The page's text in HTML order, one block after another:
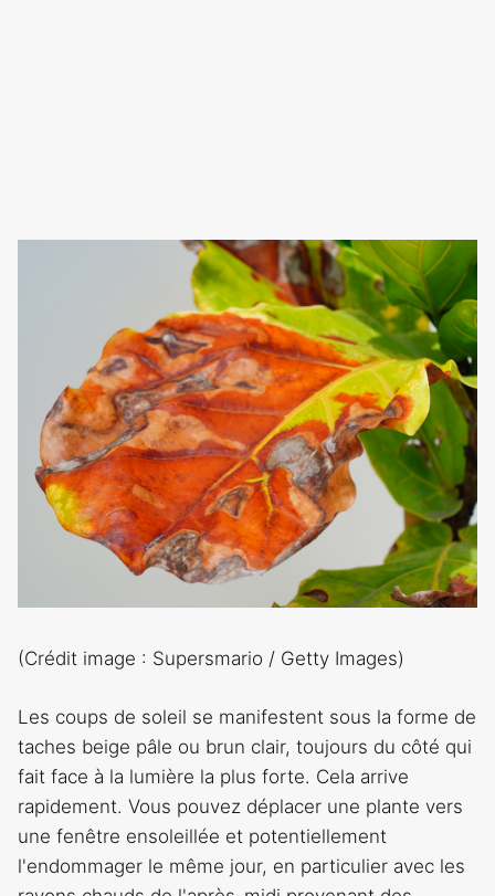
(Crédit image : Supersmario / Getty Images)
Les coups de soleil se manifestent sous la forme de
taches beige pâle ou brun clair, toujours du côté qui
fait face à la lumière la plus forte. Cela arrive
rapidement. Vous pouvez déplacer une plante vers
une fenêtre ensoleillée et potentiellement
l'endommager le même jour, en particulier avec les